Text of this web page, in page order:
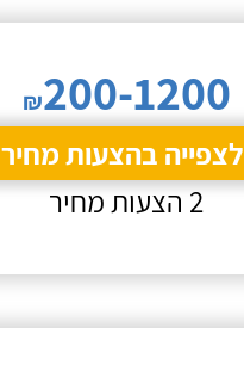
₪200-1200
לצפייה בהצעות מחיר
2 הצעות מחיר